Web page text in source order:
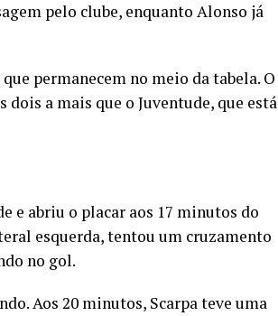
pelo clube, enquanto Alonso já
permanecem no meio da tabela. O
dois a mais que o Juventude, que está
e abriu o placar aos 17 minutos do
esquerda, tentou um cruzamento
no gol.
Aos 20 minutos, Scarpa teve uma